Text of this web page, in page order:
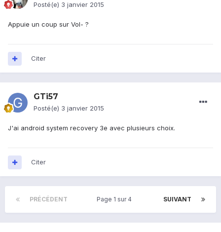
Posté(e) 3 janvier 2015
Appuie un coup sur Vol- ?
Citer
GTi57
Posté(e) 3 janvier 2015
J'ai android system recovery 3e avec plusieurs choix.
Citer
PRÉCÉDENT SUIVANT
Page 1 sur 4